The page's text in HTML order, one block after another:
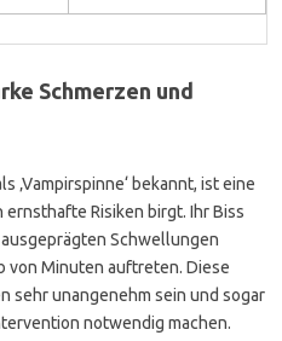
Schmerzen und
‚Vampirspinne‘ bekannt, ist eine
Risiken birgt. Ihr Biss
Schwellungen
von Minuten auftreten. Diese
sehr unangenehm sein und sogar
notwendig machen.